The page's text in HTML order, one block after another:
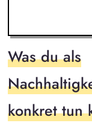
Was du als
konkret tun